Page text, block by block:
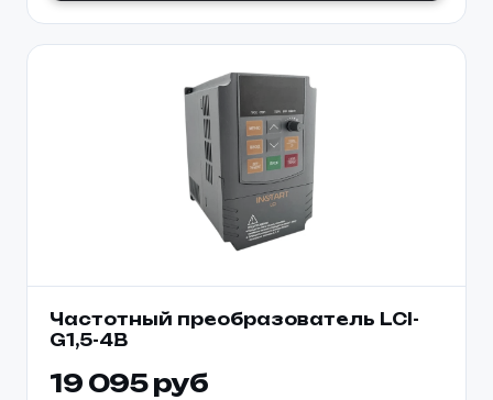
Частотный преобразователь LCI-
G1,5-4B
19 095 руб